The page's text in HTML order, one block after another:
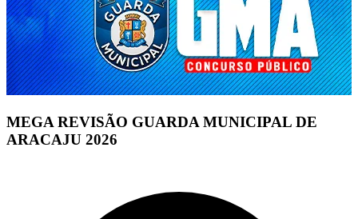
MEGA REVISÃO GUARDA MUNICIPAL DE
ARACAJU 2026